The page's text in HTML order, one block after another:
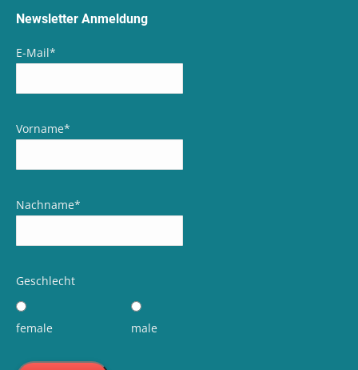
Newsletter Anmeldung
E-Mail*
Vorname*
Nachname*
Geschlecht
female male